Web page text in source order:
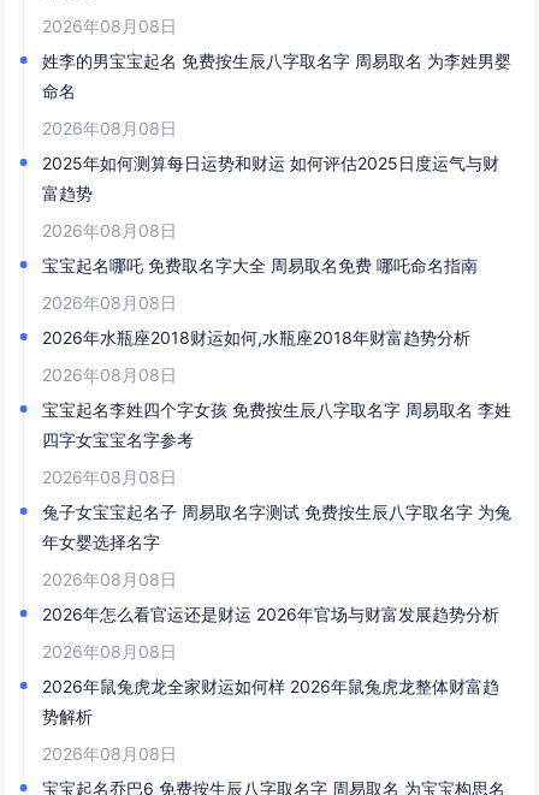
2026年08月08日
姓李的男宝宝起名 免费按生辰八字取名字 周易取名 为李姓男婴
命名
2026年08月08日
2025年如何测算每日运势和财运 如何评估2025日度运气与财
富趋势
2026年08月08日
宝宝起名哪吒 免费取名字大全 周易取名免费 哪吒命名指南
2026年08月08日
2026年水瓶座2018财运如何,水瓶座2018年财富趋势分析
2026年08月08日
宝宝起名李姓四个字女孩 免费按生辰八字取名字 周易取名 李姓
四字女宝宝名字参考
2026年08月08日
兔子女宝宝起名子 周易取名字测试 免费按生辰八字取名字 为兔
年女婴选择名字
2026年08月08日
2026年怎么看官运还是财运 2026年官场与财富发展趋势分析
2026年08月08日
2026年鼠兔虎龙全家财运如何样 2026年鼠兔虎龙整体财富趋
势解析
2026年08月08日
宝宝起名乔巴6 免费按生辰八字取名字 周易取名 为宝宝构思名